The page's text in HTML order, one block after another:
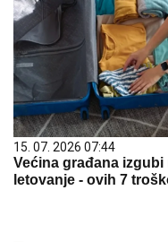
15. 07. 2026 07:44
Većina građana
letovanje - ovih 7